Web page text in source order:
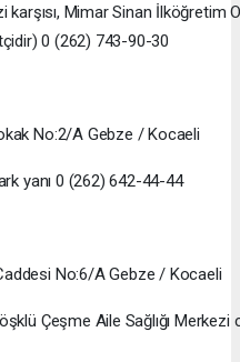
karşısı, Mimar Sinan İlköğretim
0 (262) 743-90-30
No:2/A Gebze / Kocaeli
yanı 0 (262) 642-44-44
No:6/A Gebze / Kocaeli
Çeşme Aile Sağlığı Merkezi